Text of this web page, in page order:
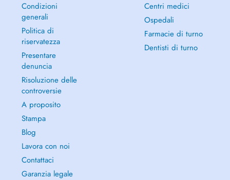
Condizioni
generali
Politica di
riservatezza
Presentare
denuncia
Risoluzione delle
controversie
A proposito
Stampa
Blog
Lavora con noi
Contattaci
Garanzia legale
Centri medici
Ospedali
Farmacie di turno
Dentisti di turno